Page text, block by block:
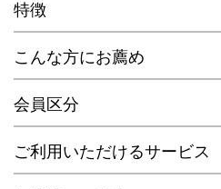
特徴
こんな方にお薦め
会員区分
ご利用いただけるサービス